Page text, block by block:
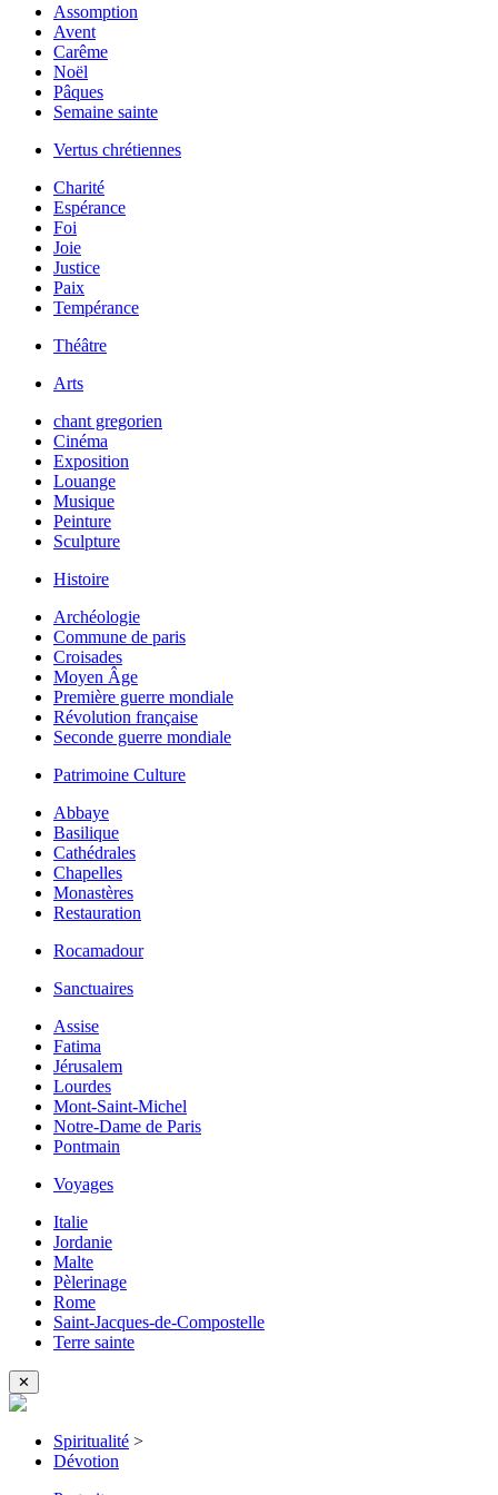
Assomption
Avent
Carême
Noël
Pâques
Semaine sainte
Vertus chrétiennes
Charité
Espérance
Foi
Joie
Justice
Paix
Tempérance
Théâtre
Arts
chant gregorien
Cinéma
Exposition
Louange
Musique
Peinture
Sculpture
Histoire
Archéologie
Commune de paris
Croisades
Moyen Âge
Première guerre mondiale
Révolution française
Seconde guerre mondiale
Patrimoine Culture
Abbaye
Basilique
Cathédrales
Chapelles
Monastères
Restauration
Rocamadour
Sanctuaires
Assise
Fatima
Jérusalem
Lourdes
Mont-Saint-Michel
Notre-Dame de Paris
Pontmain
Voyages
Italie
Jordanie
Malte
Pèlerinage
Rome
Saint-Jacques-de-Compostelle
Terre sainte
✕
Spiritualité >
Dévotion